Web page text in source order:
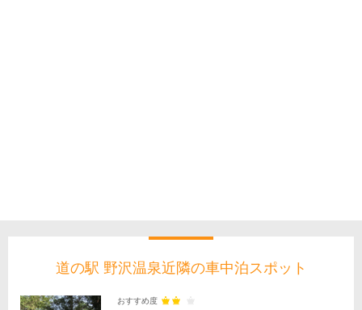
道の駅 野沢温泉近隣の車中泊スポット
おすすめ度